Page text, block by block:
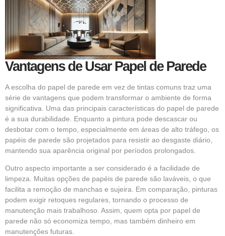
Vantagens de Usar Papel de Parede
A escolha do papel de parede em vez de tintas comuns traz uma
série de vantagens que podem transformar o ambiente de forma
significativa. Uma das principais características do papel de parede
é a sua durabilidade. Enquanto a pintura pode descascar ou
desbotar com o tempo, especialmente em áreas de alto tráfego, os
papéis de parede são projetados para resistir ao desgaste diário,
mantendo sua aparência original por períodos prolongados.
Outro aspecto importante a ser considerado é a facilidade de
limpeza. Muitas opções de papéis de parede são laváveis, o que
facilita a remoção de manchas e sujeira. Em comparação, pinturas
podem exigir retoques regulares, tornando o processo de
manutenção mais trabalhoso. Assim, quem opta por papel de
parede não só economiza tempo, mas também dinheiro em
manutenções futuras.